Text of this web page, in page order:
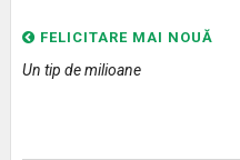
FELICITARE MAI NOUĂ
Un tip de milioane